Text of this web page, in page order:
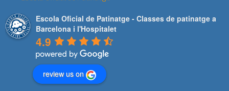
Escola Oficial de Patinatge - Classes de patinatge a
Barcelona i l'Hospitalet
4.9
review us on